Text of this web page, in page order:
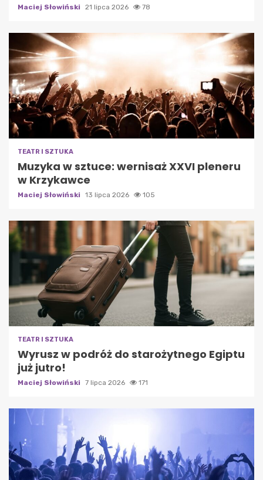
Maciej Słowiński 21 lipca 2026 78
TEATR I SZTUKA
Muzyka w sztuce: wernisaż XXVI pleneru
w Krzykawce
Maciej Słowiński 13 lipca 2026 105
TEATR I SZTUKA
Wyrusz w podróż do starożytnego Egiptu
już jutro!
Maciej Słowiński 7 lipca 2026 171